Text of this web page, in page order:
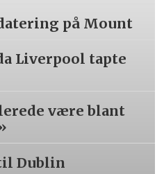
på Mount
Liverpool tapte
være blant
Dublin